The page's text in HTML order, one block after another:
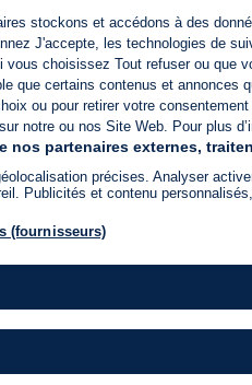
stockons et accédons à des
J'accepte, les technologies de
vous choisissez Tout refuser ou
que certains contenus et annonces
ou pour retirer votre
notre ou nos Site Web. Pour plus
nos partenaires externes,
précises. Analyser
Publicités et contenu
(fournisseurs)